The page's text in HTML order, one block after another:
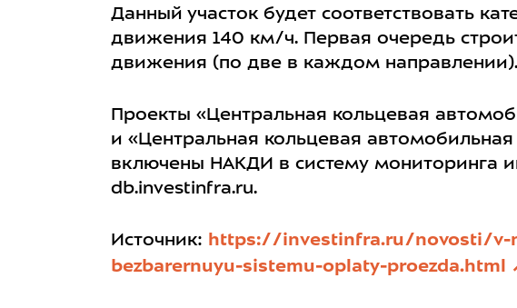
Данный участок будет соответствовать
движения 140 км/ч. Первая очередь
движения (по две в каждом направлении).
Проекты «Центральная кольцевая
и «Центральная кольцевая
включены НАКДИ в систему мониторинга
db.investinfra.ru.
Источник: https://investinfra.ru/novosti/v-
bezbarernuyu-sistemu-oplaty-proezda.html